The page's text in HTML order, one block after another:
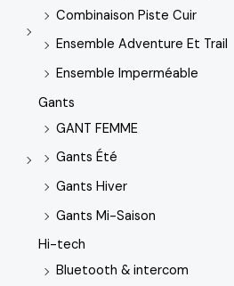
Combinaison Piste Cuir
Ensemble Adventure Et Trail
Ensemble Imperméable
Gants
GANT FEMME
Gants Été
Gants Hiver
Gants Mi-Saison
Hi-tech
Bluetooth & intercom